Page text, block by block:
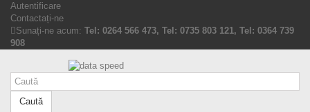
Autentificare
Contactați-ne
Sunați-ne acum: Tel: 0264 566 473, Tel: 0735 803 121, Tel: 0364 739
908
Caută